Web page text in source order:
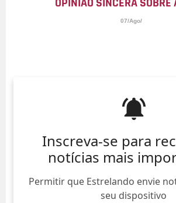
Inscreva-se para
notícias mais
Permitir que Estrelando envie
seu dispositivo
07/Ago/